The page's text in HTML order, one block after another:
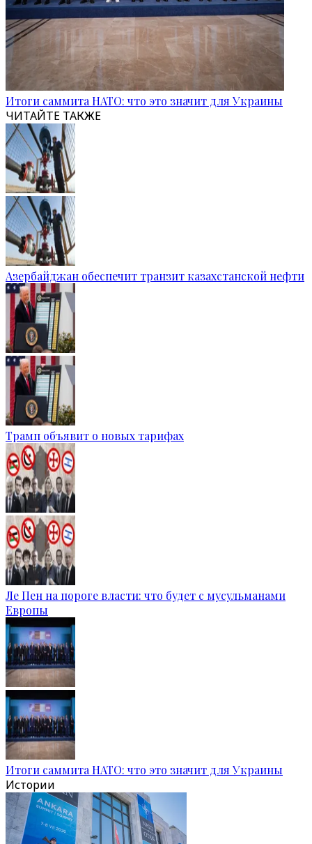
Итоги саммита НАТО: что это значит для Украины
ЧИТАЙТЕ ТАКЖЕ
Азербайджан обеспечит транзит казахстанской нефти
Трамп объявит о новых тарифах
Ле Пен на пороге власти: что будет с мусульманами
Европы
Итоги саммита НАТО: что это значит для Украины
Истории